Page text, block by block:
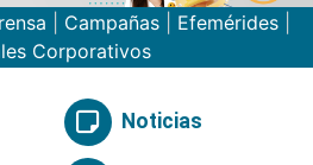
Campañas Efemérides
Corporativos
Noticias